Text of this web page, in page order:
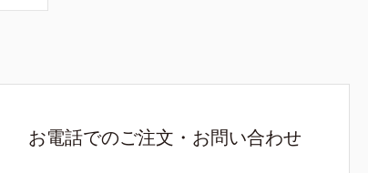
お電話でのご注文・お問い合わせ